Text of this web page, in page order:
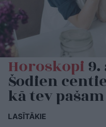
Horoskopi
Šodien
kā tev
LASĪTĀKIE